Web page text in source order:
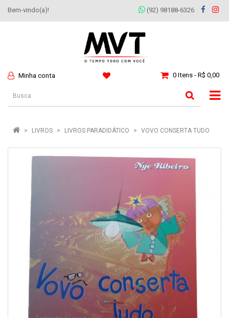
Bem-vindo(a)! (92) 98188-6326
Minha conta 0 Itens - R$ 0,00
LIVROS LIVROS PARADIDÁTICO VOVO CONSERTA TUDO